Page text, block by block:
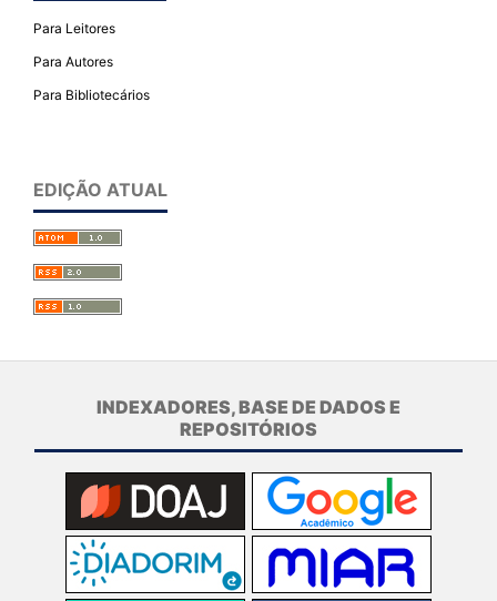
Para Leitores
Para Autores
Para Bibliotecários
EDIÇÃO ATUAL
INDEXADORES, BASE DE DADOS E
REPOSITÓRIOS